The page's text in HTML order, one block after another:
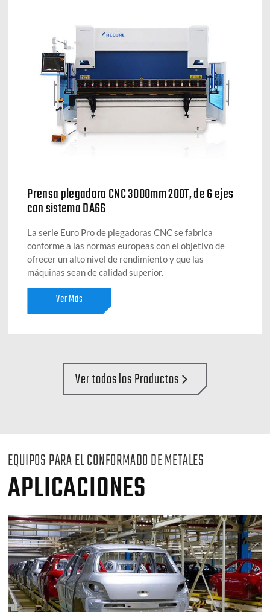
Prensa plegadora CNC 3000mm 200T, de 6 ejes
con sistema DA66
La serie Euro Pro de plegadoras CNC se fabrica
conforme a las normas europeas con el objetivo de
ofrecer un alto nivel de rendimiento y que las
máquinas sean de calidad superior.
Ver Más
Ver todos los Productos
EQUIPOS PARA EL CONFORMADO DE METALES
APLICACIONES